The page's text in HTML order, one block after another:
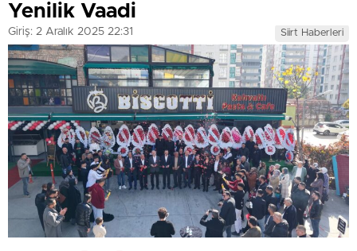
Yenilik Vaadi
Giriş: 2 Aralık 2025 22:31 Siirt Haberleri